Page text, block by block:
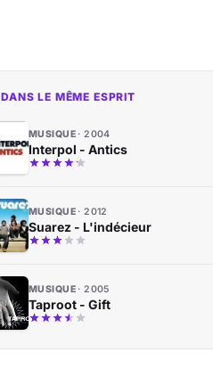
DANS LE MÊME ESPRIT
MUSIQUE 2004
Interpol - Antics
MUSIQUE 2012
Suarez - L'indécieur
MUSIQUE 2005
Taproot - Gift